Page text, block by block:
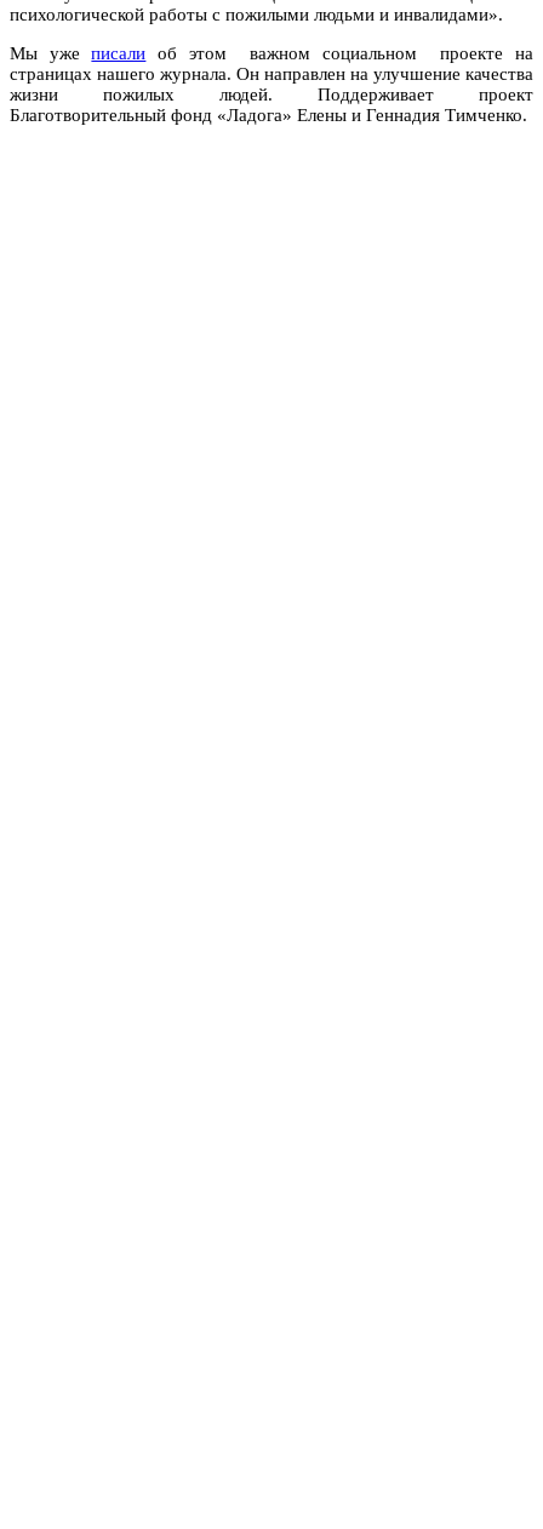
психологической работы с пожилыми людьми и инвалидами».
Мы ужеписали об этом важном социальном проекте на
страницах нашего журнала. Он направлен на улучшение качества
жизни пожилых людей. Поддерживает проект
Благотворительный фонд «Ладога» Елены и Геннадия Тимченко.